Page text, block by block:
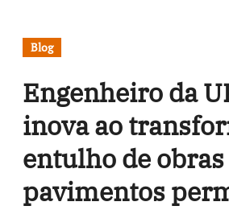
Blog
Engenheiro da
inova ao
entulho de
pavimentos